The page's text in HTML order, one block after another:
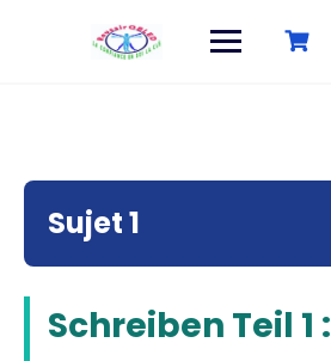
Sujet 1
Schreiben Teil 1 :